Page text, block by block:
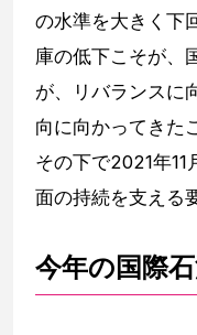
の水準を大きく下
庫の低下こそが、
が、リバランスに
向に向かってきた
その下で2021年
面の持続を支える
今年の国際